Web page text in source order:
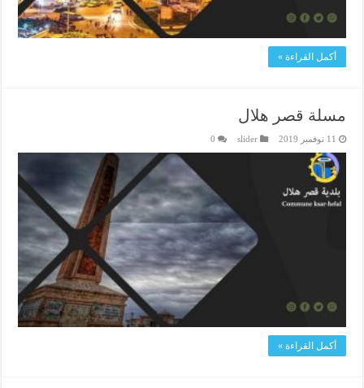
أكمل القراءة »
مسلة قصر هلال
11 نوفمبر 2019 slider
0
أكمل القراءة »